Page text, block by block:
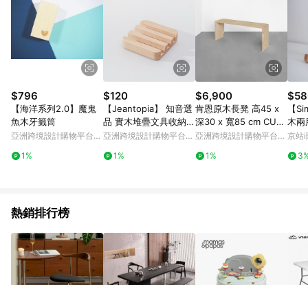
$796
【海洋系列2.0】魔鬼
魚木牙籤筒
亞洲跨境設計購物平台
1%
$120
【Jeantopia】 知音選
品 實木堆疊文具收納
手機座 | 1534811
亞洲跨境設計購物平台
1%
$6,900
肯恩原木長凳 高45 x
深30 x 寬85 cm CU05
0
亞洲跨境設計購物平台
1%
【
木
色)
京站i
熱銷排行榜